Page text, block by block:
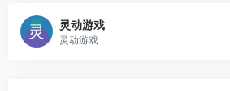
灵动游戏
灵动游戏